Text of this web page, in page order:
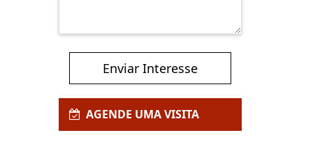
Enviar Interesse
AGENDE UMA VISITA